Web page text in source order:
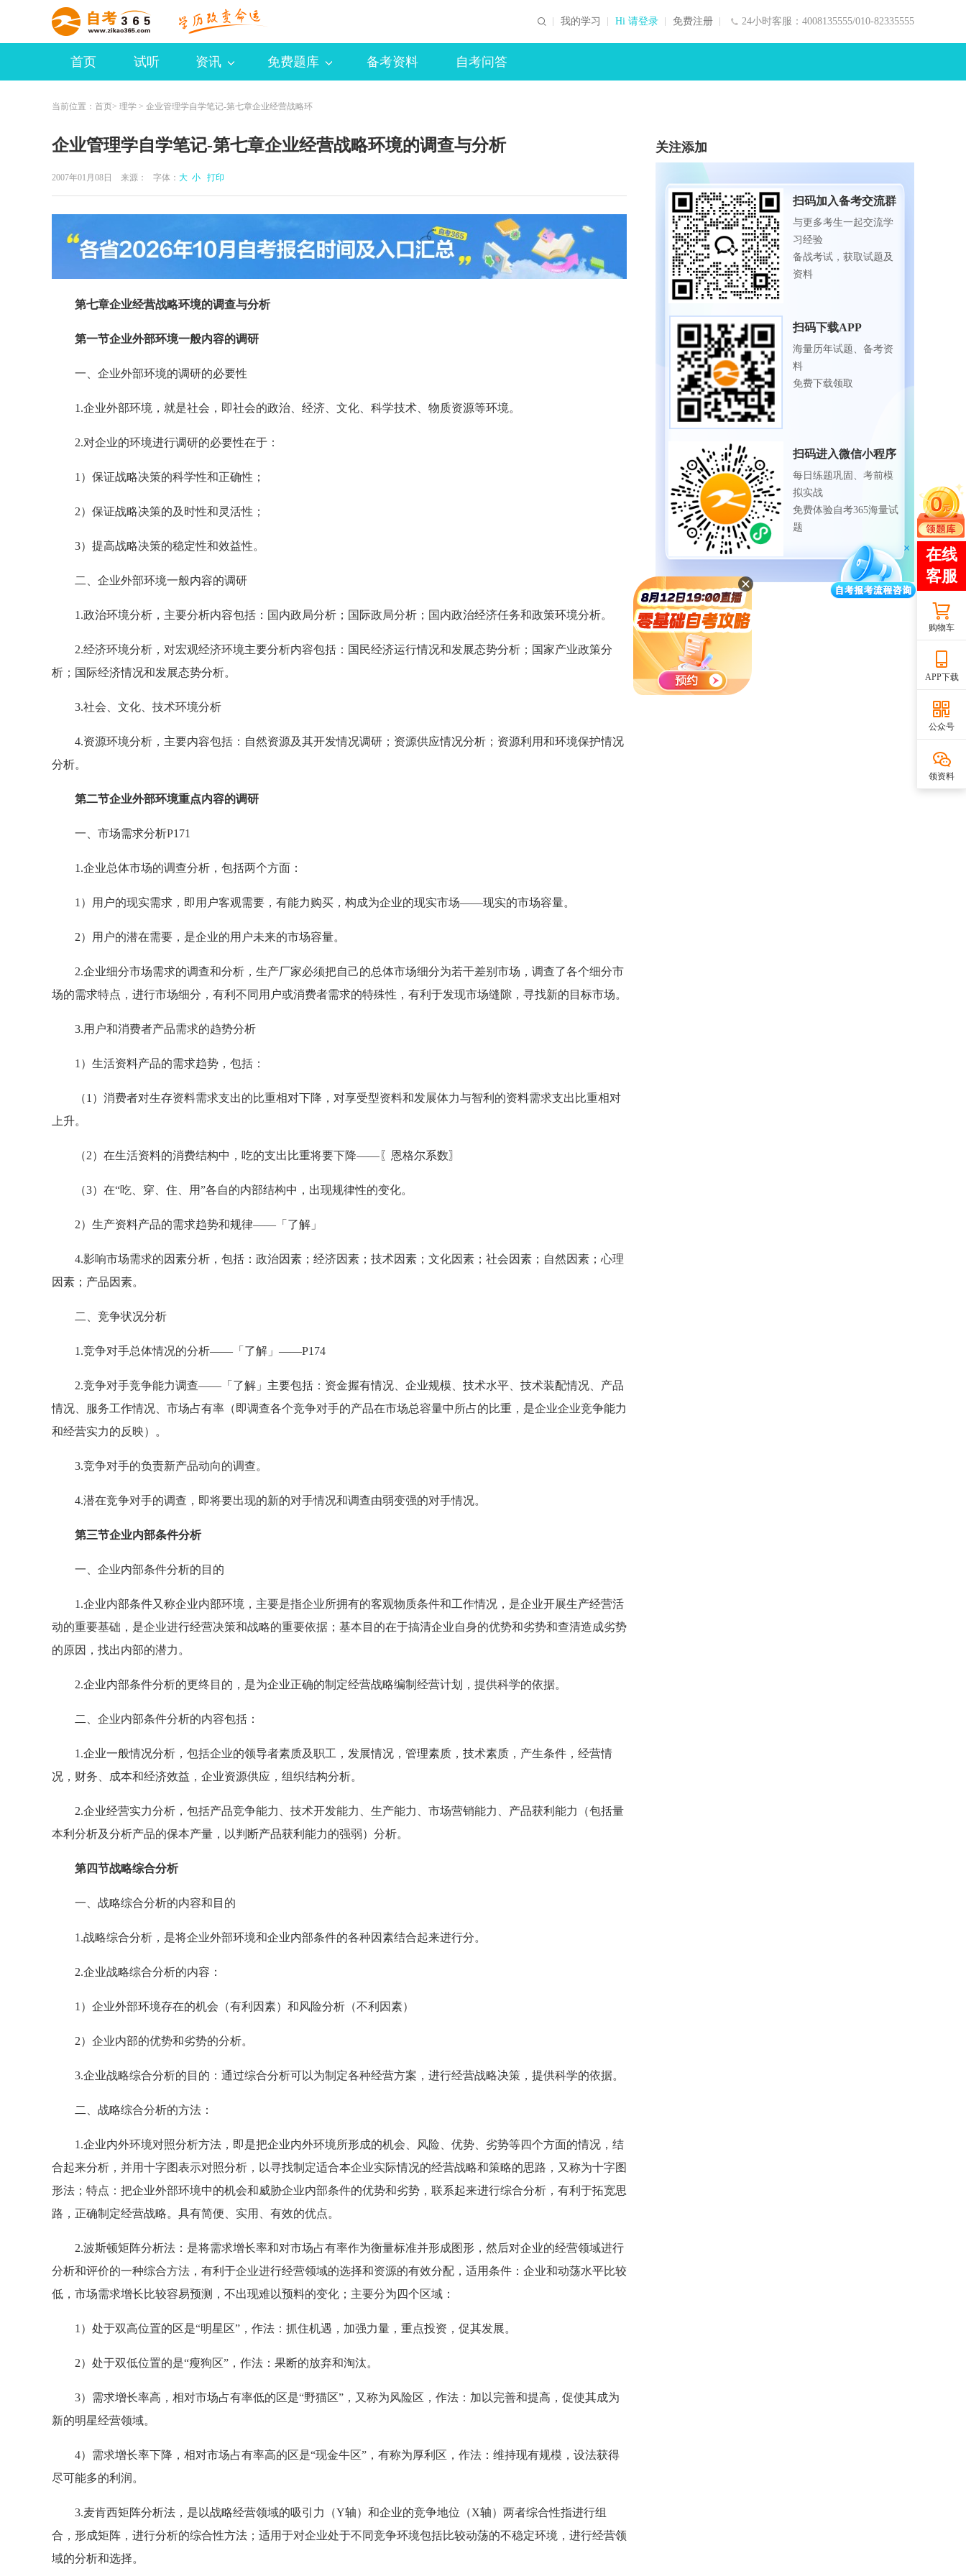
24小时客服：4008135555/010-82335555
我的学习 Hi 请登录 免费注册
首页 试听 资讯 免费题库 备考资料 自考问答
当前位置： 首页> 理学 > 企业管理学自学笔记-第七章企业经营战略环
企业管理学自学笔记-第七章企业经营战略环境的调查与分析
2007年01月08日 来源： 字体： 大 小 打印
第七章企业经营战略环境的调查与分析
第一节企业外部环境一般内容的调研
一、企业外部环境的调研的必要性
1.企业外部环境，就是社会，即社会的政治、经济、文化、科学技术、物质资源等环境。
2.对企业的环境进行调研的必要性在于：
1）保证战略决策的科学性和正确性；
2）保证战略决策的及时性和灵活性；
3）提高战略决策的稳定性和效益性。
二、企业外部环境一般内容的调研
1.政治环境分析，主要分析内容包括：国内政局分析；国际政局分析；国内政治经济任务和政策环境分析。
2.经济环境分析，对宏观经济环境主要分析内容包括：国民经济运行情况和发展态势分析；国家产业政策分
析；国际经济情况和发展态势分析。
3.社会、文化、技术环境分析
4.资源环境分析，主要内容包括：自然资源及其开发情况调研；资源供应情况分析；资源利用和环境保护情况
分析。
第二节企业外部环境重点内容的调研
一、市场需求分析P171
1.企业总体市场的调查分析，包括两个方面：
1）用户的现实需求，即用户客观需要，有能力购买，构成为企业的现实市场——现实的市场容量。
2）用户的潜在需要，是企业的用户未来的市场容量。
2.企业细分市场需求的调查和分析，生产厂家必须把自己的总体市场细分为若干差别市场，调查了各个细分市
场的需求特点，进行市场细分，有利不同用户或消费者需求的特殊性，有利于发现市场缝隙，寻找新的目标市场。
3.用户和消费者产品需求的趋势分析
1）生活资料产品的需求趋势，包括：
（1）消费者对生存资料需求支出的比重相对下降，对享受型资料和发展体力与智利的资料需求支出比重相对
上升。
（2）在生活资料的消费结构中，吃的支出比重将要下降——〖恩格尔系数〗
（3）在“吃、穿、住、用”各自的内部结构中，出现规律性的变化。
2）生产资料产品的需求趋势和规律——「了解」
4.影响市场需求的因素分析，包括：政治因素；经济因素；技术因素；文化因素；社会因素；自然因素；心理
因素；产品因素。
二、竞争状况分析
1.竞争对手总体情况的分析——「了解」——P174
2.竞争对手竞争能力调查——「了解」主要包括：资金握有情况、企业规模、技术水平、技术装配情况、产品
情况、服务工作情况、市场占有率（即调查各个竞争对手的产品在市场总容量中所占的比重，是企业企业竞争能力
和经营实力的反映）。
3.竞争对手的负责新产品动向的调查。
4.潜在竞争对手的调查，即将要出现的新的对手情况和调查由弱变强的对手情况。
第三节企业内部条件分析
一、企业内部条件分析的目的
1.企业内部条件又称企业内部环境，主要是指企业所拥有的客观物质条件和工作情况，是企业开展生产经营活
动的重要基础，是企业进行经营决策和战略的重要依据；基本目的在于搞清企业自身的优势和劣势和查清造成劣势
的原因，找出内部的潜力。
2.企业内部条件分析的更终目的，是为企业正确的制定经营战略编制经营计划，提供科学的依据。
二、企业内部条件分析的内容包括：
1.企业一般情况分析，包括企业的领导者素质及职工，发展情况，管理素质，技术素质，产生条件，经营情
况，财务、成本和经济效益，企业资源供应，组织结构分析。
2.企业经营实力分析，包括产品竞争能力、技术开发能力、生产能力、市场营销能力、产品获利能力（包括量
本利分析及分析产品的保本产量，以判断产品获利能力的强弱）分析。
第四节战略综合分析
一、战略综合分析的内容和目的
1.战略综合分析，是将企业外部环境和企业内部条件的各种因素结合起来进行分。
2.企业战略综合分析的内容：
1）企业外部环境存在的机会（有利因素）和风险分析（不利因素）
2）企业内部的优势和劣势的分析。
3.企业战略综合分析的目的：通过综合分析可以为制定各种经营方案，进行经营战略决策，提供科学的依据。
二、战略综合分析的方法：
1.企业内外环境对照分析方法，即是把企业内外环境所形成的机会、风险、优势、劣势等四个方面的情况，结
合起来分析，并用十字图表示对照分析，以寻找制定适合本企业实际情况的经营战略和策略的思路，又称为十字图
形法；特点：把企业外部环境中的机会和威胁企业内部条件的优势和劣势，联系起来进行综合分析，有利于拓宽思
路，正确制定经营战略。具有简便、实用、有效的优点。
2.波斯顿矩阵分析法：是将需求增长率和对市场占有率作为衡量标准并形成图形，然后对企业的经营领域进行
分析和评价的一种综合方法，有利于企业进行经营领域的选择和资源的有效分配，适用条件：企业和动荡水平比较
低，市场需求增长比较容易预测，不出现难以预料的变化；主要分为四个区域：
1）处于双高位置的区是“明星区”，作法：抓住机遇，加强力量，重点投资，促其发展。
2）处于双低位置的是“瘦狗区”，作法：果断的放弃和淘汰。
3）需求增长率高，相对市场占有率低的区是“野猫区”，又称为风险区，作法：加以完善和提高，促使其成为
新的明星经营领域。
4）需求增长率下降，相对市场占有率高的区是“现金牛区”，有称为厚利区，作法：维持现有规模，设法获得
尽可能多的利润。
3.麦肯西矩阵分析法，是以战略经营领域的吸引力（Y轴）和企业的竞争地位（X轴）两者综合性指进行组
合，形成矩阵，进行分析的综合性方法；适用于对企业处于不同竞争环境包括比较动荡的不稳定环境，进行经营领
域的分析和选择。
关注添加
扫码加入备考交流群
与更多考生一起交流学
习经验
备战考试，获取试题及
资料
扫码下载APP
海量历年试题、备考资
料
免费下载领取
扫码进入微信小程序
每日练题巩固、考前模
拟实战
免费体验自考365海量试
题
购物车
APP下载
公众号
领资料